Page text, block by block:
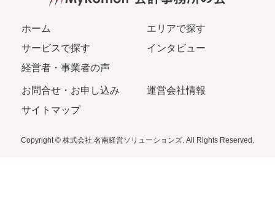
ホーム
エリアで探す
サービスで探す
インタビュー
経営者・事業者の声
お問合せ・お申し込み
運営会社情報
サイトマップ
Copyright © 株式会社 名南経営ソリューションズ. All Rights Reserved.